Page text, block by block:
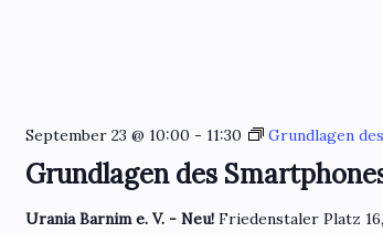
Grundlagen des
September 23 @ 10:00 - 11:30 Grundlagen
Urania Barnim e. V. - Neu!Friedenstaler Platz